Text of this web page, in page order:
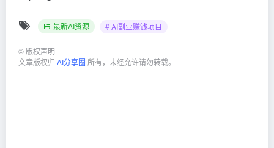
最新AI资源 # AI副业赚钱项目
© 版权声明
文章版权归 AI分享圈 所有，未经允许请勿转载。